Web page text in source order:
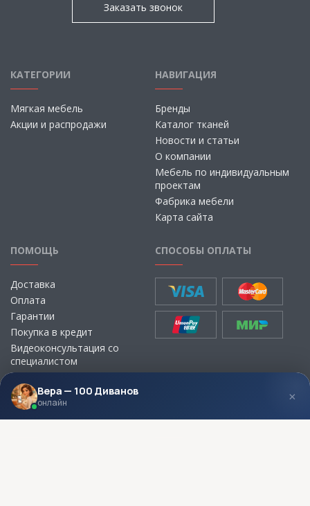
Заказать звонок
КАТЕГОРИИ
Мягкая мебель
Акции и распродажи
НАВИГАЦИЯ
Бренды
Каталог тканей
Новости и статьи
О компании
Мебель по индивидуальным
проектам
Фабрика мебели
Карта сайта
ПОМОЩЬ
Доставка
Оплата
Гарантии
Покупка в кредит
Видеоконсультация со
специалистом
Выбор ткани для мебели без
визита в магазин
СПОСОБЫ ОПЛАТЫ
МЫ В СОЦСЕТЯХ КОНТАКТЫ
Вера — 100 Диванов
онлайн ×